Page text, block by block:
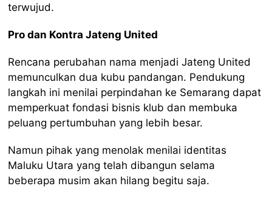
terwujud.
Pro dan Kontra Jateng United
Rencana perubahan nama menjadi Jateng United
memunculkan dua kubu pandangan. Pendukung
langkah ini menilai perpindahan ke Semarang dapat
memperkuat fondasi bisnis klub dan membuka
peluang pertumbuhan yang lebih besar.
Namun pihak yang menolak menilai identitas
Maluku Utara yang telah dibangun selama
beberapa musim akan hilang begitu saja.